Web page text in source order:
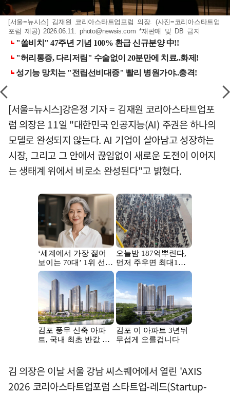
[서울=뉴시스] 김재원 코리아스타트업포럼 의장. (사진=코리아스타트업
포럼 제공) 2026.06.11.photo@newsis.com *재판매 및 DB 금지
[서울=뉴시스]강은정 기자 = 김재원 코리아스타트업포
럼 의장은 11일 "대한민국 인공지능(AI) 주권은 하나의
모델로 완성되지 않는다. AI 기업이 살아남고 성장하는
시장, 그리고 그 안에서 끊임없이 새로운 도전이 이어지
는 생태계 위에서 비로소 완성된다"고 밝혔다.
김 의장은 이날 서울 강남 씨스퀘어에서 열린 'AXIS
2026 코리아스타트업포럼 스타트업-레드(Startup-